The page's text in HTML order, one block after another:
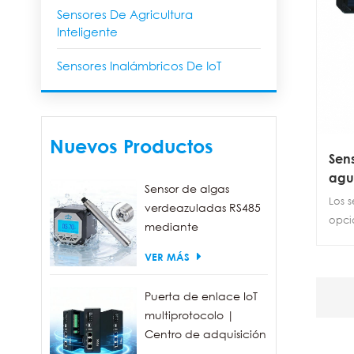
Sensores De Agricultura
Inteligente
Sensores Inalámbricos De IoT
Nuevos Productos
Sensor de algas
verdeazuladas RS485
mediante
rango de detección
células/ml.
VER MÁS
Puerta de enlace IoT
multiprotocolo |
Centro de adquisición
Los